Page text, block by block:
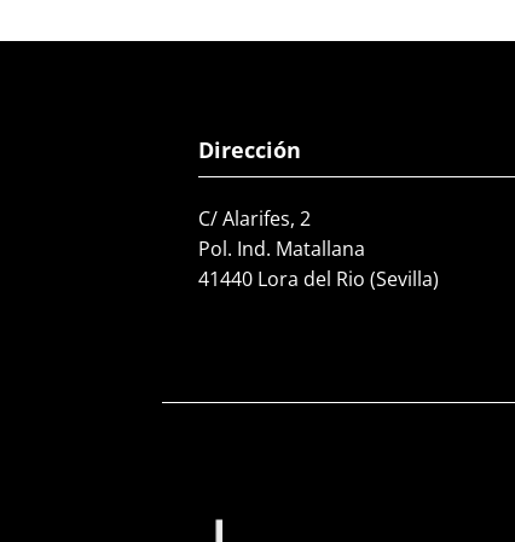
Dirección
C/ Alarifes, 2
Pol. Ind. Matallana
41440 Lora del Rio (Sevilla)